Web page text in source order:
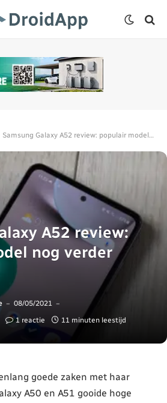
Samsung Galaxy A52 review: populair model nog verder verfijnd
A52 review:
nog verder
08/05/2021
1 reactie 11 minuten leestijd
goede zaken met haar
A50 en A51 gooide hoge